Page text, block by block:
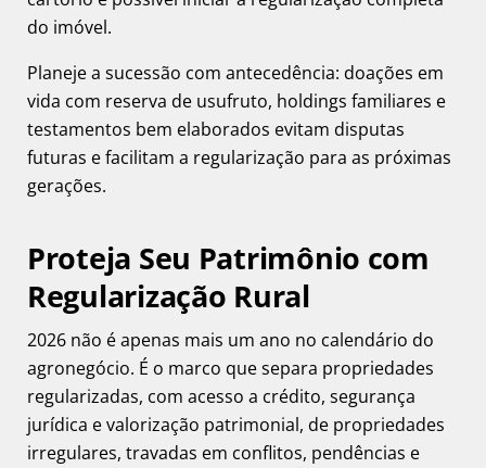
do imóvel.
Planeje a sucessão com antecedência: doações em
vida com reserva de usufruto, holdings familiares e
testamentos bem elaborados evitam disputas
futuras e facilitam a regularização para as próximas
gerações.
Proteja Seu Patrimônio com
Regularização Rural
2026 não é apenas mais um ano no calendário do
agronegócio. É o marco que separa propriedades
regularizadas, com acesso a crédito, segurança
jurídica e valorização patrimonial, de propriedades
irregulares, travadas em conflitos, pendências e